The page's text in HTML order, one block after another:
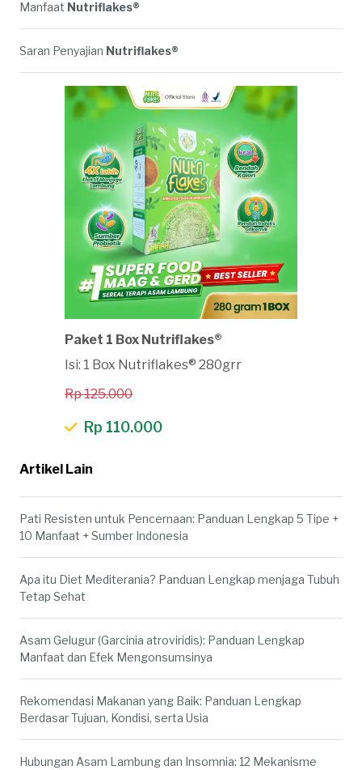
Manfaat Nutriflakes®
Saran Penyajian Nutriflakes®
Paket 1 Box Nutriflakes®
Isi: 1 Box Nutriflakes® 280grr
Rp 125.000
Rp 110.000
Artikel Lain
Pati Resisten untuk Pencernaan: Panduan Lengkap 5 Tipe +
10 Manfaat + Sumber Indonesia
Apa itu Diet Mediterania? Panduan Lengkap menjaga Tubuh
Tetap Sehat
Asam Gelugur (Garcinia atroviridis): Panduan Lengkap
Manfaat dan Efek Mengonsumsinya
Rekomendasi Makanan yang Baik: Panduan Lengkap
Berdasar Tujuan, Kondisi, serta Usia
Hubungan Asam Lambung dan Insomnia: 12 Mekanisme